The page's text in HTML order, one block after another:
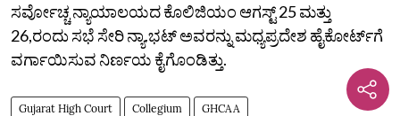
ಸರ್ವೋಚ್ಚ ನ್ಯಾಯಾಲಯದ ಕೊಲಿಜಿಯಂ ಆಗಸ್ಟ್ 25 ಮತ್ತು
26,ರಂದು ಸಭೆ ಸೇರಿ ನ್ಯಾ.ಭಟ್ ಅವರನ್ನು ಮಧ್ಯಪ್ರದೇಶ ಹೈಕೋರ್ಟ್‌ಗೆ
ವರ್ಗಾಯಿಸುವ ನಿರ್ಣಯ ಕೈಗೊಂಡಿತ್ತು.
Gujarat High Court Collegium GHCAA